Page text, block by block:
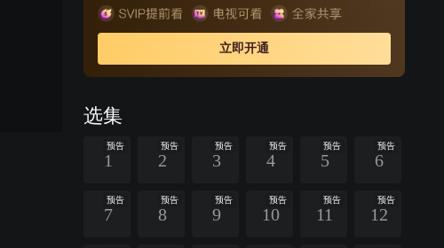
立即开通
选集
预告
1
预告
2
预告
3
预告
4
预告
5
预告
6
预告
7
预告
8
预告
9
预告
10
预告
11
预告
12